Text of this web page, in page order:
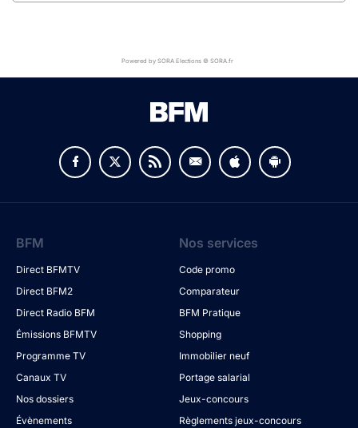
Powered by SORA Elections © SORA.fr
BFM
Direct BFMTV
Direct BFM2
Direct Radio BFM
Émissions BFMTV
Programme TV
Canaux TV
Nos dossiers
Évènements
Nos services
Code promo
Comparateur
BFM Pratique
Shopping
Immobilier neuf
Portage salarial
Jeux-concours
Règlements jeux-concours